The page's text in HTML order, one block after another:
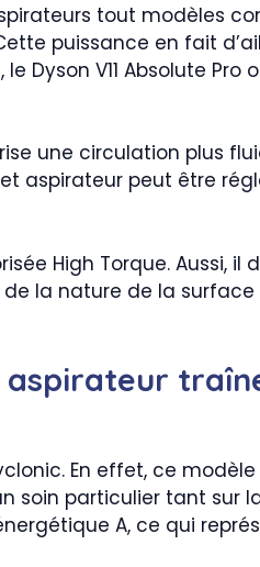
tout modèles
puissance en fait
Dyson V11 Absolute Pro
une circulation plus
aspirateur peut être
High Torque. Aussi, il
la nature de la surface
aspirateur
En effet, ce
soin particulier tant sur
A, ce qui